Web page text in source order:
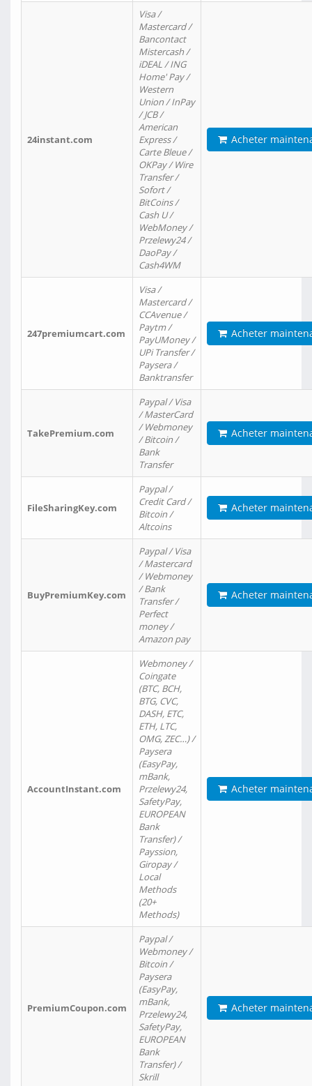
24instant.com
Visa /
Mastercard /
Bancontact
Mistercash /
iDEAL / ING
Home' Pay /
Western
Union / InPay
/ JCB /
American
Express /
Carte Bleue /
OKPay / Wire
Transfer /
Sofort /
BitCoins /
Cash U /
WebMoney /
Przelewy24 /
DaoPay /
Cash4WM
Acheter
247premiumcart.com
Visa /
Mastercard /
CCAvenue /
Paytm /
PayUMoney /
UPi Transfer /
Paysera /
Banktransfer
Acheter
TakePremium.com
Paypal / Visa
/ MasterCard
/ Webmoney
/ Bitcoin /
Bank
Transfer
Acheter
FileSharingKey.com
Paypal /
Credit Card /
Bitcoin /
Altcoins
Acheter
BuyPremiumKey.com
Paypal / Visa
/ Mastercard
/ Webmoney
/ Bank
Transfer /
Perfect
money /
Amazon pay
Acheter
AccountInstant.com
Webmoney /
Coingate
(BTC, BCH,
BTG, CVC,
DASH, ETC,
ETH, LTC,
OMG, ZEC…) /
Paysera
(EasyPay,
mBank,
Przelewy24,
SafetyPay,
EUROPEAN
Bank
Transfer) /
Payssion,
Giropay /
Local
Methods
(20+
Methods)
Acheter
PremiumCoupon.com
Paypal /
Webmoney /
Bitcoin /
Paysera
(EasyPay,
mBank,
Przelewy24,
SafetyPay,
EUROPEAN
Bank
Transfer) /
Skrill
Acheter